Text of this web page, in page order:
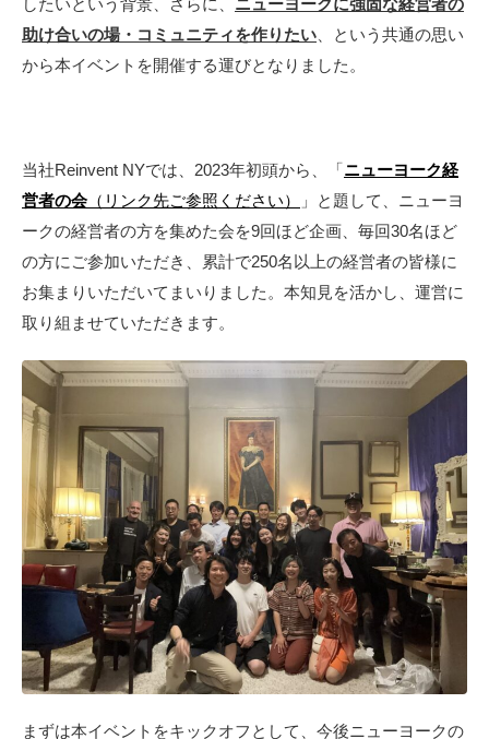
したいという背景、さらに、 ニューヨークに強固な経営者の
助け合いの場・ コミュニティを作りたい 、という共通の思い
から本イベントを開催する運びとなりました。
当社Reinvent NYでは、2023年初頭から、「ニューヨーク経
営者の会（リンク先ご参照ください）
」と題して、ニューヨ
ークの経営者の方を集めた会を9回ほど企画、毎回30名ほど
の方にご参加いただき、累計で250名以上の経営者の皆様に
お集まりいただいてまいりました。本知見を活かし、運営に
取り組ませていただきます。
まずは本イベントをキックオフとして、今後ニューヨークの